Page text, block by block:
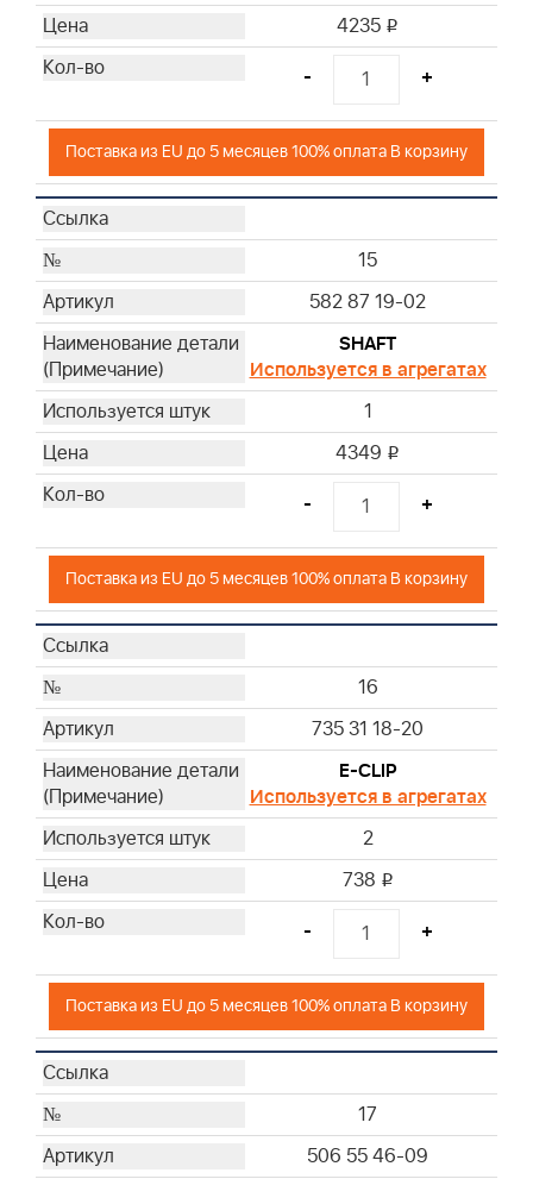
4235 i
- +
Поставка из EU до 5 месяцев 100% оплата В корзину
15
582 87 19-02
SHAFT
Используется в агрегатах
1
4349 i
- +
Поставка из EU до 5 месяцев 100% оплата В корзину
16
735 31 18-20
E-CLIP
Используется в агрегатах
2
738 i
- +
Поставка из EU до 5 месяцев 100% оплата В корзину
17
506 55 46-09